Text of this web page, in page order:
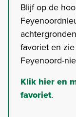
Blijf op de
favoriet en
Feyenoord-
Klik hier en
favoriet.